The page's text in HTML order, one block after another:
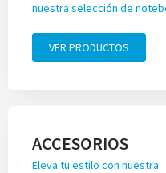
nuestra selección de
VER PRODUCTOS
ACCESORIOS
Eleva tu estilo con nuestra